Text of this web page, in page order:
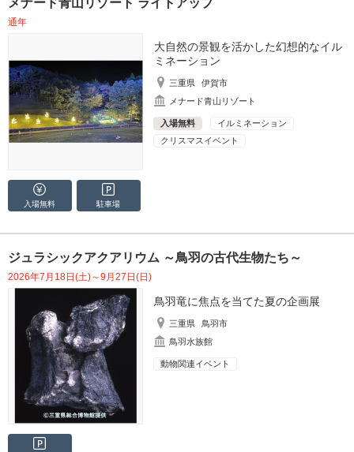
メナード青山リゾート ライトアップ
通年
大自然の景観を活かした幻想的なイル
ミネーション
三重県
伊賀市
メナード青山リゾート
入場無料
イルミネーション
クリスマスイベント
入場無料 駐車場
ジュラシックアクアリウム ～鳥羽の古代生物たち～
2026年7月18日(土)～9月27日(日)
鳥羽竜に焦点を当てた夏の企画展
三重県
鳥羽市
鳥羽水族館
動物関連イベント